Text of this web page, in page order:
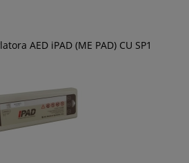
AED iPAD (ME PAD) CU SP1